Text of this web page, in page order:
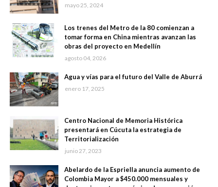
mayo 25, 2024
Los trenes del Metro de la 80 comienzan a
tomar forma en China mientras avanzan las
obras del proyecto en Medellín
agosto 04, 2026
Agua y vías para el futuro del Valle de Aburrá
enero 17, 2025
Centro Nacional de Memoria Histórica
presentará en Cúcuta la estrategia de
Territorialización
junio 27, 2023
Abelardo de la Espriella anuncia aumento de
Colombia Mayor a $450.000 mensuales y